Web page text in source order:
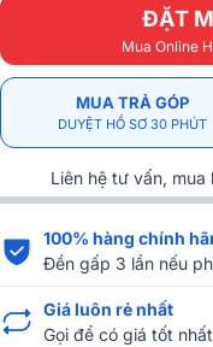
ĐẶT
Mua Online
MUA TRẢ GÓP
DUYỆT HỒ SƠ 30 PHÚT
Liên hệ tư vấn, mua
100% hàng chính
Đền gấp 3 lần nếu
Giá luôn rẻ nhất
Gọi để có giá tốt